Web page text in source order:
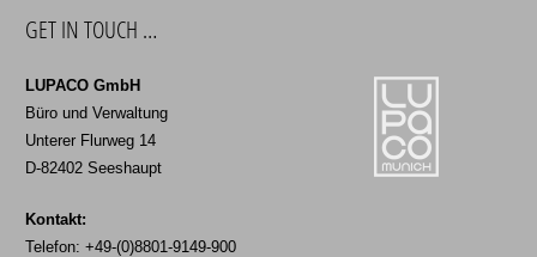
GET IN TOUCH …
LUPACO GmbH
Büro und Verwaltung
Unterer Flurweg 14
D-82402 Seeshaupt
Kontakt:
Telefon: +49-(0)8801-9149-900